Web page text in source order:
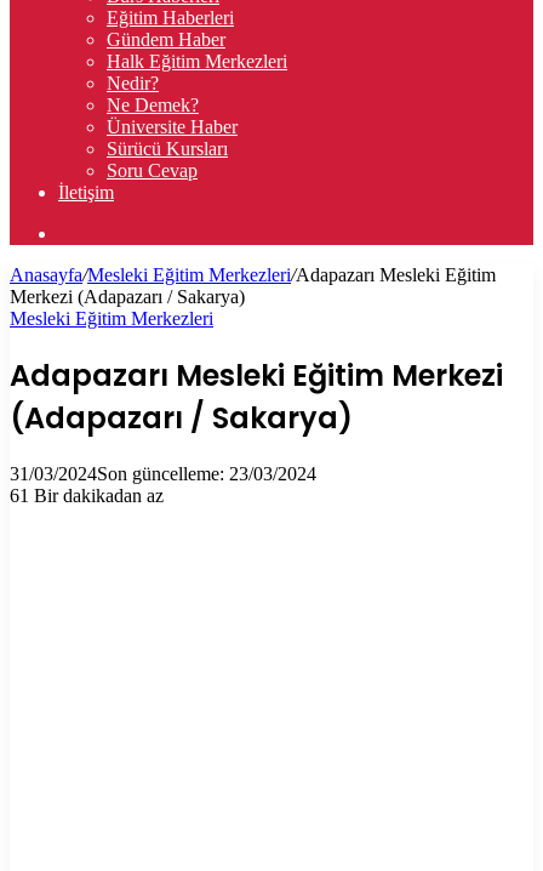
Eğitim Haberleri
Gündem Haber
Halk Eğitim Merkezleri
Nedir?
Ne Demek?
Üniversite Haber
Sürücü Kursları
Soru Cevap
İletişim
...
Anasayfa/Mesleki Eğitim Merkezleri/Adapazarı Mesleki Eğitim
Merkezi (Adapazarı / Sakarya)
Mesleki Eğitim Merkezleri
Adapazarı Mesleki Eğitim Merkezi
(Adapazarı / Sakarya)
31/03/2024Son güncelleme: 23/03/2024
61 Bir dakikadan az